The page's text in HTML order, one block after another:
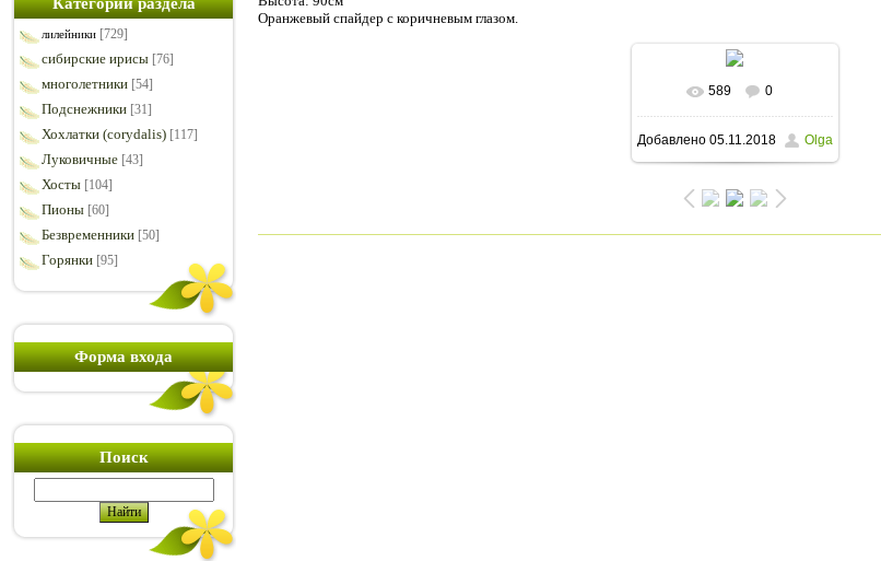
лилейники [729]
сибирские ирисы [76]
многолетники [54]
Подснежники [31]
Хохлатки (corydalis) [117]
Луковичные [43]
Хосты [104]
Пионы [60]
Безвременники [50]
Горянки [95]
Форма входа
Поиск
Оранжевый спайдер с коричневым глазом.
В реальном размере
1200x900/ 219.1Kb
589 0
Добавлено05.11.2018 Olga